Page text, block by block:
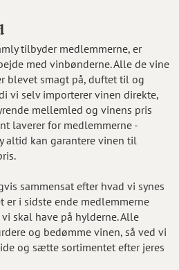
tilbyder medlemmerne, er
med vinbønderne. Alle de vine
blevet smagt på, duftet til og
vi selv importerer vinen direkte,
mellemled og vinens pris
laverer for medlemmerne -
altid kan garantere vinen til
sammensat efter hvad vi synes
er i sidste ende medlemmerne
skal have på hylderne. Alle
og bedømme vinen, så ved vi
og sætte sortimentet efter jeres